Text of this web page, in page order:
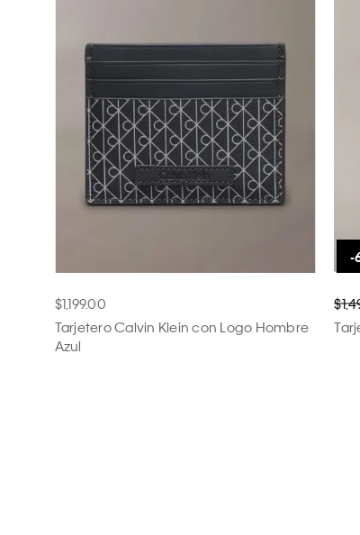
$1,199.00
Tarjetero Calvin Klein con Logo Hombre
Azul